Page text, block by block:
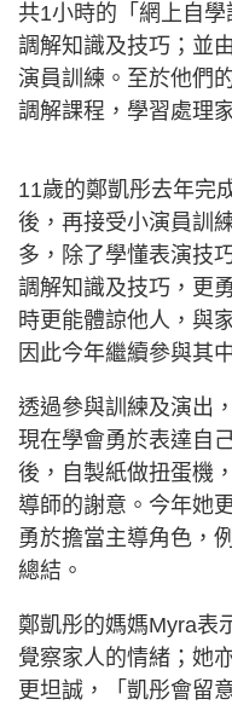
共1小時的「網上自
調解知識及技巧；並
演員訓練。至於他們
調解課程，學習處理
11歲的鄭凱彤去年完
後，再接受小演員訓
多，除了學懂表演技
調解知識及技巧，更
時更能體諒他人，與
因此今年繼續參與其
透過參與訓練及演出
現在學會勇於表達自
後，自製紙做扭蛋機
導師的謝意。今年她
勇於擔當主導角色，
總結。
鄭凱彤的媽媽Myra表
覺察家人的情緒；她
更坦誠，「凱彤會留